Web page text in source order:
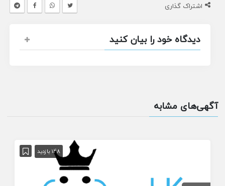
اشتراک گذاری
دیدگاه خود را بیان کنید
آگهی‌های مشابه
148 بازدید